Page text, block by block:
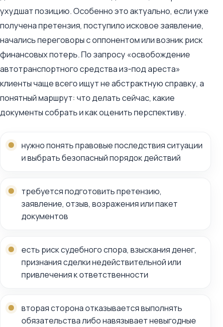
ухудшат позицию. Особенно это актуально, если уже
получена претензия, поступило исковое заявление,
начались переговоры с оппонентом или возник риск
финансовых потерь. По запросу «освобождение
автотранспортного средства из-под ареста»
клиенты чаще всего ищут не абстрактную справку, а
понятный маршрут: что делать сейчас, какие
документы собрать и как оценить перспективу.
нужно понять правовые последствия ситуации
и выбрать безопасный порядок действий
требуется подготовить претензию,
заявление, отзыв, возражения или пакет
документов
есть риск судебного спора, взыскания денег,
признания сделки недействительной или
привлечения к ответственности
вторая сторона отказывается выполнять
обязательства либо навязывает невыгодные